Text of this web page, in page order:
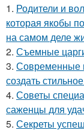
1. Родители и
которая якобы
на самом деле
2. Съемные
3. Современные
создать
4. Советы
саженцы для
5. Секреты